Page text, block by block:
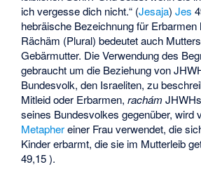
ich vergesse dich nicht.“ (Jesaja)Jes
hebräische Bezeichnung für
Rächäm (Plural) bedeutet auch
Gebärmutter. Die Verwendung des
gebraucht um die Beziehung von
Bundesvolk, den Israeliten, zu
Mitleid oder Erbarmen,rachám
seines Bundesvolkes gegenüber, wird
Metaphereiner Frau verwendet, die
Kinder erbarmt, die sie im Mutterleib
49,15 ).